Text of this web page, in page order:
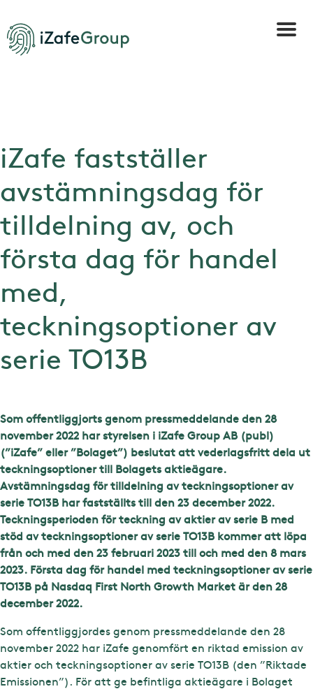
iZafe fastställer
avstämningsdag för
tilldelning av, och
första dag för handel
med,
teckningsoptioner av
serie TO13B
Som offentliggjorts genom pressmeddelande den 28
november 2022 har styrelsen i iZafe Group AB (publ)
(”iZafe” eller ”Bolaget”) beslutat att vederlagsfritt dela ut
teckningsoptioner till Bolagets aktieägare.
Avstämningsdag för tilldelning av teckningsoptioner av
serie TO13B har fastställts till den 23 december 2022.
Teckningsperioden för teckning av aktier av serie B med
stöd av teckningsoptioner av serie TO13B kommer att löpa
från och med den 23 februari 2023 till och med den 8 mars
2023. Första dag för handel med teckningsoptioner av serie
TO13B på Nasdaq First North Growth Market är den 28
december 2022.
Som offentliggjordes genom pressmeddelande den 28
november 2022 har iZafe genomfört en riktad emission av
aktier och teckningsoptioner av serie TO13B (den ”Riktade
Emissionen”). För att ge befintliga aktieägare i Bolaget